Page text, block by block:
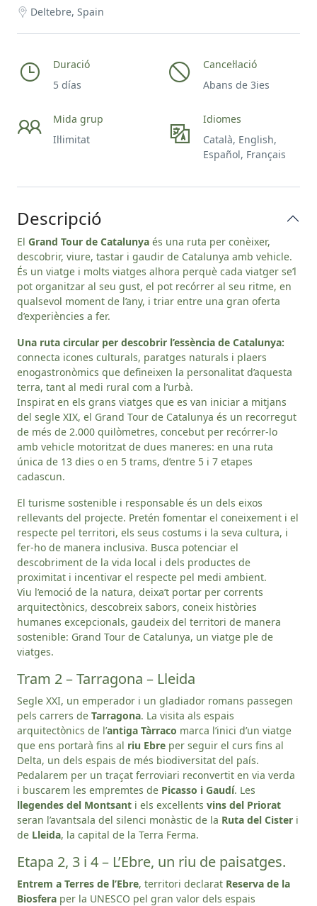
Deltebre, Spain
Duració
5 días
Cancel·lació
Abans de 3ies
Mida grup
Il·limitat
Idiomes
Català, English,
Español, Français
Descripció
El Grand Tour de Catalunya és una ruta per conèixer,
descobrir, viure, tastar i gaudir de Catalunya amb vehicle.
És un viatge i molts viatges alhora perquè cada viatger se’l
pot organitzar al seu gust, el pot recórrer al seu ritme, en
qualsevol moment de l’any, i triar entre una gran oferta
d’experiències a fer.
Una ruta circular per descobrir l’essència de Catalunya:
connecta icones culturals, paratges naturals i plaers
enogastronòmics que defineixen la personalitat d’aquesta
terra, tant al medi rural com a l’urbà.
Inspirat en els grans viatges que es van iniciar a mitjans
del segle XIX, el Grand Tour de Catalunya és un recorregut
de més de 2.000 quilòmetres, concebut per recórrer-lo
amb vehicle motoritzat de dues maneres: en una ruta
única de 13 dies o en 5 trams, d’entre 5 i 7 etapes
cadascun.
El turisme sostenible i responsable és un dels eixos
rellevants del projecte. Pretén fomentar el coneixement i el
respecte pel territori, els seus costums i la seva cultura, i
fer-ho de manera inclusiva. Busca potenciar el
descobriment de la vida local i dels productes de
proximitat i incentivar el respecte pel medi ambient.
Viu l’emoció de la natura, deixa’t portar per corrents
arquitectònics, descobreix sabors, coneix històries
humanes excepcionals, gaudeix del territori de manera
sostenible: Grand Tour de Catalunya, un viatge ple de
viatges.
Tram 2 – Tarragona – Lleida
Segle XXI, un emperador i un gladiador romans passegen
pels carrers de Tarragona. La visita als espais
arquitectònics de l’antiga Tàrraco marca l’inici d’un viatge
que ens portarà fins al riu Ebre per seguir el curs fins al
Delta, un dels espais de més biodiversitat del país.
Pedalarem per un traçat ferroviari reconvertit en via verda
i buscarem les empremtes de Picasso i Gaudí. Les
llegendes del Montsant i els excel·lents vins del Priorat
seran l’avantsala del silenci monàstic de la Ruta del Cister i
de Lleida, la capital de la Terra Ferma.
Etapa 2, 3 i 4 – L’Ebre, un riu de paisatges.
Entrem a Terres de l’Ebre, territori declarat Reserva de la
Biosfera per la UNESCO pel gran valor dels espais